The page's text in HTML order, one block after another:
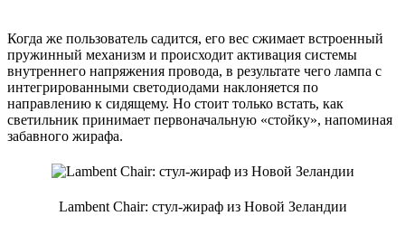
Когда же пользователь садится, его вес сжимает встроенный
пружинный механизм и происходит активация системы
внутреннего напряжения провода, в результате чего лампа с
интегрированными светодиодами наклоняется по
направлению к сидящему. Но стоит только встать, как
светильник принимает первоначальную «стойку», напоминая
забавного жирафа.
Lambent Chair: стул-жираф из Новой Зеландии